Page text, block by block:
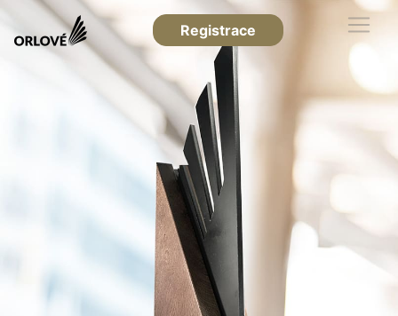
Registrace